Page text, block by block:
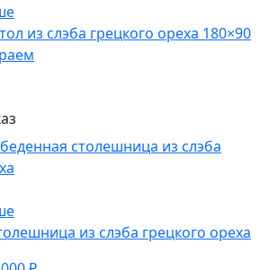
из слэба грецкого ореха 180×90
из слэба грецкого ореха